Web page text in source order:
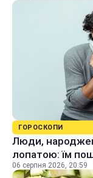
ГОРОСКОПИ
Люди,
лопатою: їм
06 серпня 2026, 20:59